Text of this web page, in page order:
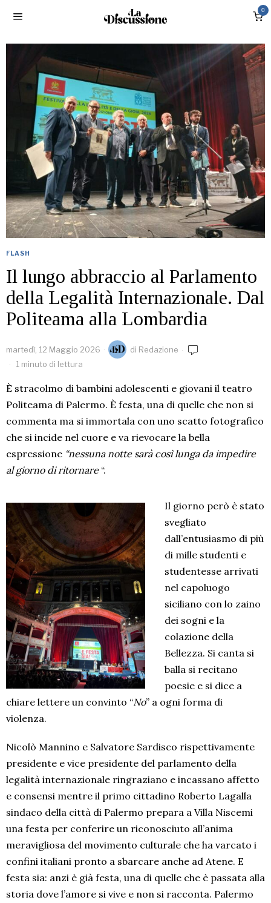
0
FLASH
Il lungo abbraccio al Parlamento
della Legalità Internazionale. Dal
Politeama alla Lombardia
martedì, 12 Maggio 2026 di Redazione
1 minuto di lettura
È stracolmo di bambini adolescenti e giovani il teatro
Politeama di Palermo. È festa, una di quelle che non si
commenta ma si immortala con uno scatto fotografico
che si incide nel cuore e va rievocare la bella
espressione “nessuna notte sarà così lunga da impedire
al giorno di ritornare “.
Il giorno però è stato
svegliato
dall’entusiasmo di più
di mille studenti e
studentesse arrivati
nel capoluogo
siciliano con lo zaino
dei sogni e la
colazione della
Bellezza. Si canta si
balla si recitano
poesie e si dice a
chiare lettere un convinto “No” a ogni forma di
violenza.
Nicolò Mannino e Salvatore Sardisco rispettivamente
presidente e vice presidente del parlamento della
legalità internazionale ringraziano e incassano affetto
e consensi mentre il primo cittadino Roberto Lagalla
sindaco della città di Palermo prepara a Villa Niscemi
una festa per conferire un riconosciuto all’anima
meravigliosa del movimento culturale che ha varcato i
confini italiani pronto a sbarcare anche ad Atene. E
festa sia: anzi è già festa, una di quelle che è passata alla
storia dove l’amore si vive e non si racconta. Palermo